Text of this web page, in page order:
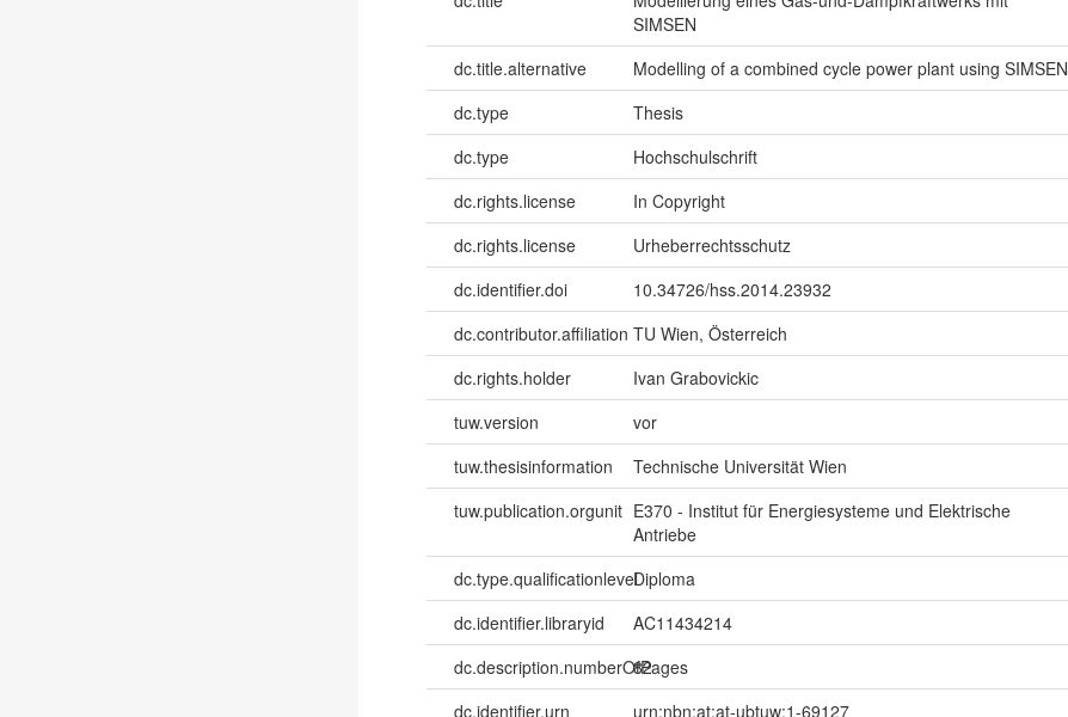
SIMSEN
dc.title.alternative Modelling of a combined cycle power plant using SIMSEN
dc.type
Thesis
dc.type
Hochschulschrift
dc.rights.license
In Copyright
dc.rights.license
Urheberrechtsschutz
dc.identifier.doi
10.34726/hss.2014.23932
dc.contributor.affiliation TU Wien, Österreich
dc.rights.holder
Ivan Grabovickic
tuw.version
vor
tuw.thesisinformation
Technische Universität Wien
tuw.publication.orgunit E370 - Institut für Energiesysteme und Elektrische
Antriebe
dc.type.qualificationlevelDiploma
dc.identifier.libraryid
AC11434214
dc.description.numberOfPages
82
dc.identifier.urn
urn:nbn:at:at-ubtuw:1-69127